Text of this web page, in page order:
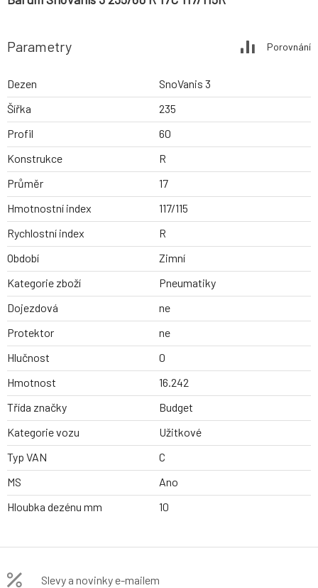
Parametry Porovnání
Dezen
SnoVanis 3
Šířka
235
Profil
60
Konstrukce
R
Průměr
17
Hmotnostní index
117/115
Rychlostní index
R
Období
Zimní
Kategorie zboží
Pneumatiky
Dojezdová
ne
Protektor
ne
Hlučnost
0
Hmotnost
16.242
Třída značky
Budget
Kategorie vozu
Užitkové
Typ VAN
C
MS
Ano
Hloubka dezénu mm
10
Slevy a novinky e-mailem